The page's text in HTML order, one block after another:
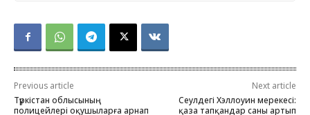
Previous article
Түркістан облысының
полицейлері оқушыларға арнап
Next article
Сеулдегі Хэллоуин мерекесі:
қаза тапқандар саны артып